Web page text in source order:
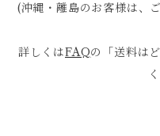
(沖縄・離島のお客様は、
詳しくはFAQの「送料は